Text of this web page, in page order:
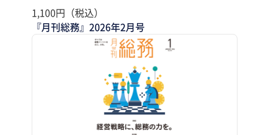
1,100円（税込）
『月刊総務』2026年2月号